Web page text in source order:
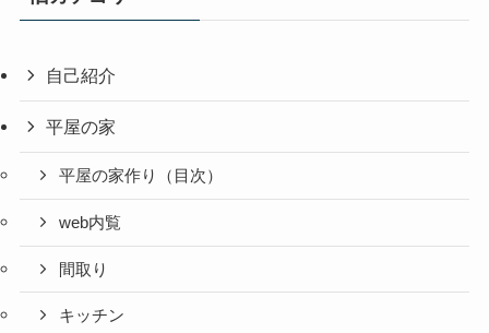
自己紹介
平屋の家
平屋の家作り（目次）
web内覧
間取り
キッチン